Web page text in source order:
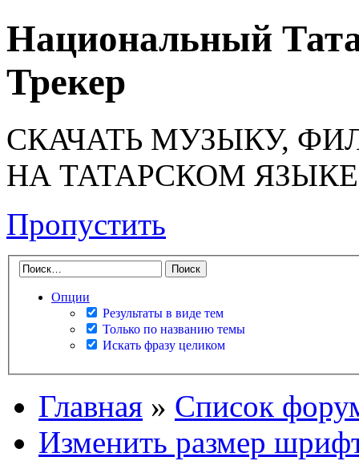
Национальный
Трекер
СКАЧАТЬ МУЗЫКУ,
НА ТАТАРСКОМ ЯЗЫКЕ
Пропустить
Опции
Результаты в виде тем
Только по названию темы
Искать фразу целиком
Главная » Список
Изменить размер